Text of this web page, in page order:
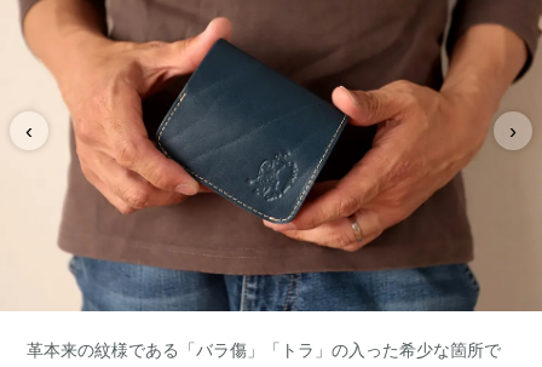
‹ ›
革本来の紋様である「バラ傷」「トラ」の入った希少な箇所で